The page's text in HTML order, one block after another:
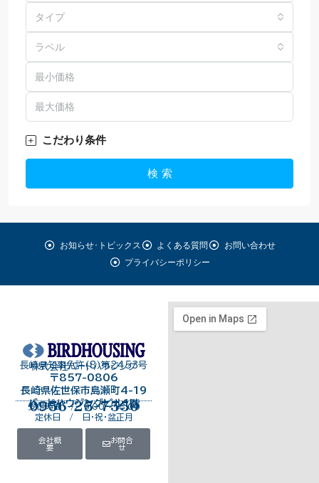
タイプ
ラベル
こだわり条件
検 索
お知らせ･トピックス よくある質問
お問い合わせ
プライバシーポリシー
長崎県知事免許（8）第2453号
株式会社バードハウジング
〒857-0806
長崎県佐世保市島瀬町4-19
バードハウジングビル１階
0956-25-7550
受付時間 / 9:00～18:00
定休日 / 日・祝・盆正月
会社概
要
お問合
せ